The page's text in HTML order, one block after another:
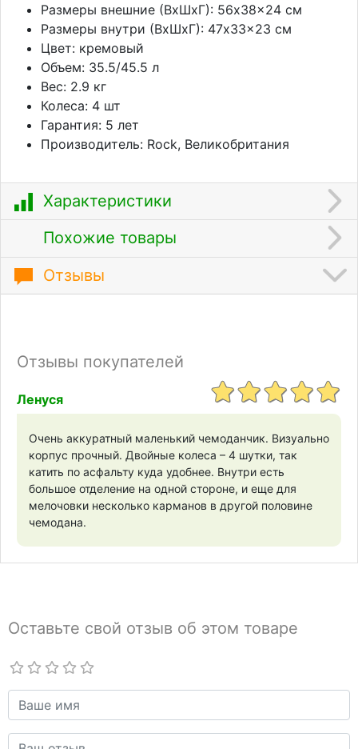
Размеры внешние (ВхШхГ): 56x38x24 см
Размеры внутри (ВхШхГ): 47x33x23 см
Цвет: кремовый
Объем: 35.5/45.5 л
Вес: 2.9 кг
Колеса: 4 шт
Гарантия: 5 лет
Производитель: Rock, Великобритания
Характеристики
Похожие товары
Отзывы
Отзывы покупателей
Ленуся
Очень аккуратный маленький чемоданчик. Визуально
корпус прочный. Двойные колеса – 4 шутки, так
катить по асфальту куда удобнее. Внутри есть
большое отделение на одной стороне, и еще для
мелочовки несколько карманов в другой половине
чемодана.
Оставьте свой отзыв об этом товаре